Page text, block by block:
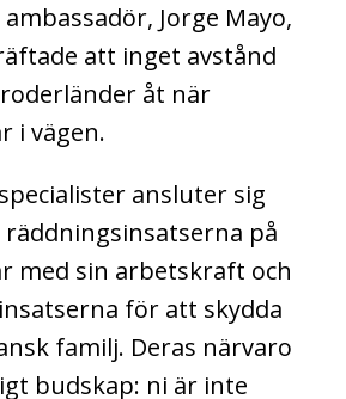
Jorge Mayo,
att inget avstånd
åt när
i vägen.
ansluter sig
på
med sin arbetskraft och
för att skydda
familj. Deras närvaro
budskap: ni är inte